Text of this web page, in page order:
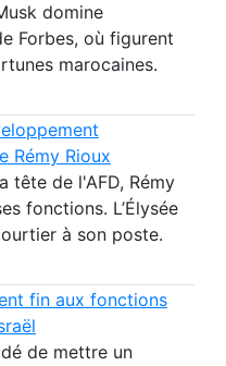
domine
Forbes, où figurent
marocaines.
Rémy Rioux
tête de l'AFD, Rémy
fonctions. L’Élysée
à son poste.
fin aux fonctions
de mettre un